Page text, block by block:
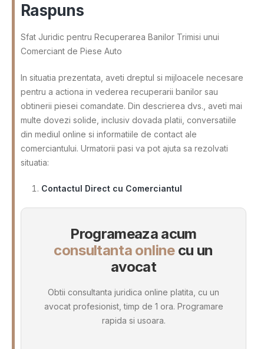
Raspuns
Sfat Juridic pentru Recuperarea Banilor Trimisi unui
Comerciant de Piese Auto
In situatia prezentata, aveti dreptul si mijloacele necesare
pentru a actiona in vederea recuperarii banilor sau
obtinerii piesei comandate. Din descrierea dvs., aveti mai
multe dovezi solide, inclusiv dovada platii, conversatiile
din mediul online si informatiile de contact ale
comerciantului. Urmatorii pasi va pot ajuta sa rezolvati
situatia:
Contactul Direct cu Comerciantul
Programeaza acum
consultanta onlinecu un
avocat
Obtii consultanta juridica online platita, cu un
avocat profesionist, timp de 1 ora. Programare
rapida si usoara.